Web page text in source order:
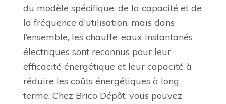
du modèle spécifique, de la capacité et de
la fréquence d’utilisation, mais dans
l’ensemble, les chauffe-eaux instantanés
électriques sont reconnus pour leur
efficacité énergétique et leur capacité à
réduire les coûts énergétiques à long
terme. Chez Brico Dépôt, vous pouvez